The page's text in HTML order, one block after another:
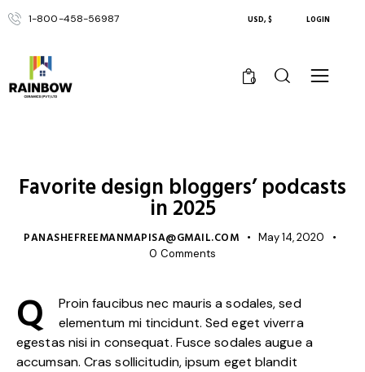
1-800-458-56987 USD, $ LOGIN
0
Favorite design bloggers’ podcasts
in 2025
PANASHEFREEMANMAPISA@GMAIL.COM
May 14, 2020
0 Comments
Q
Proin faucibus nec mauris a sodales, sed
elementum mi tincidunt. Sed eget viverra
egestas nisi in consequat. Fusce sodales augue a
accumsan. Cras sollicitudin, ipsum eget blandit